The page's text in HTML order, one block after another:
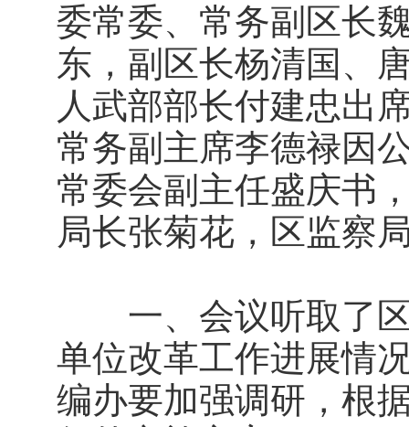
委常委、常务副区长
东，副区长杨清国、
人武部部长付建忠出
常务副主席李德禄因
常委会副主任盛庆书
局长张菊花，区监察
一、会议听取了区
单位改革工作进展情
编办要加强调研，根